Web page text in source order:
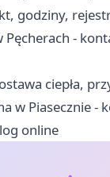
godziny,
Pęcherach -
ciepła,
w Piasecznie -
online